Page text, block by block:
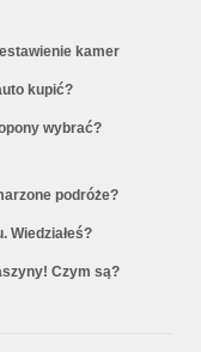
kamer
kupić?
wybrać?
podróże?
Wiedziałeś?
Czym są?